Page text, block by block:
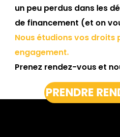
un peu perdus dans les
de financement (et on
Nous étudions vos droits
engagement.
Prenez rendez-vous et
PRENDRE